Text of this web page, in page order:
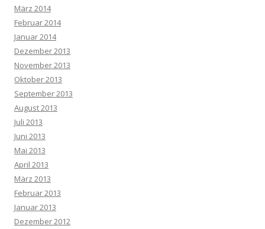
März 2014
Februar 2014
Januar 2014
Dezember 2013
November 2013
Oktober 2013
September 2013
August 2013
Juli 2013
Juni 2013
Mai 2013
April 2013
März 2013
Februar 2013
Januar 2013
Dezember 2012